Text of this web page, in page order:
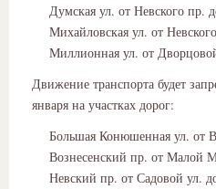
Думская ул. от Невского пр.
Михайловская ул. от
Миллионная ул. от
Движение транспорта будет
января на участках дорог:
Большая Конюшенная ул. от
Вознесенский пр. от Малой
Невский пр. от Садовой ул.